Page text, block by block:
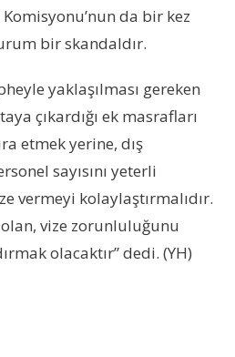
da bir kez
bir skandaldır.
yaklaşılması gereken
çıkardığı ek masrafları
etmek yerine, dış
sayısını yeterli
vermeyi kolaylaştırmalıdır.
vize zorunluluğunu
olacaktır” dedi. (YH)